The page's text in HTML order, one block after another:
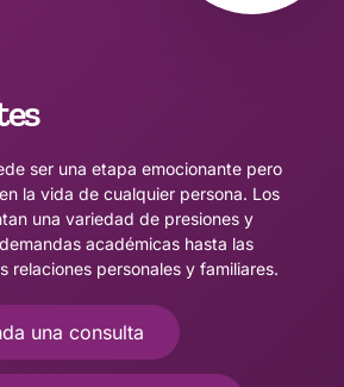
ser una etapa emocionante pero
la vida de cualquier persona. Los
una variedad de presiones y
académicas hasta las
relaciones personales y familiares.
una consulta